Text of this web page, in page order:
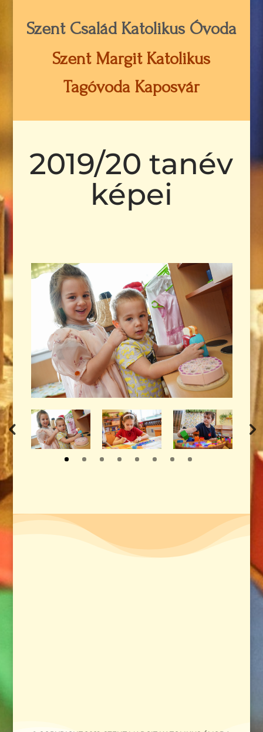
Szent Család Katolikus Óvoda
Szent Margit Katolikus
Tagóvoda Kaposvár
2019/20 tanév
képei